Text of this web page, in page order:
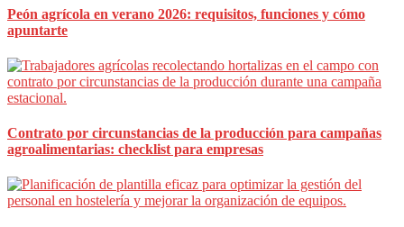
Peón agrícola en verano 2026: requisitos, funciones y cómo
apuntarte
Contrato por circunstancias de la producción para campañas
agroalimentarias: checklist para empresas